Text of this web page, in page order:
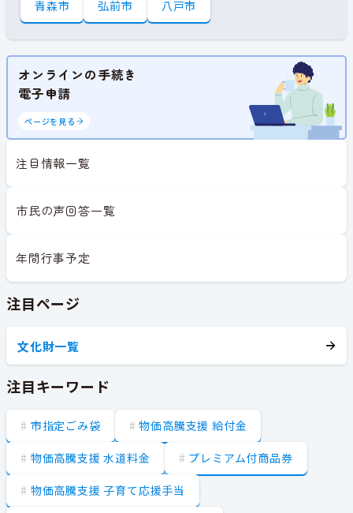
青森市 弘前市 八戸市
オンラインの手続き
電子申請
ページを見る
注目情報一覧
市民の声回答一覧
年間行事予定
注目ページ
文化財一覧
注目キーワード
市指定ごみ袋 物価高騰支援 給付金
物価高騰支援 水道料金 プレミアム付商品券
物価高騰支援 子育て応援手当